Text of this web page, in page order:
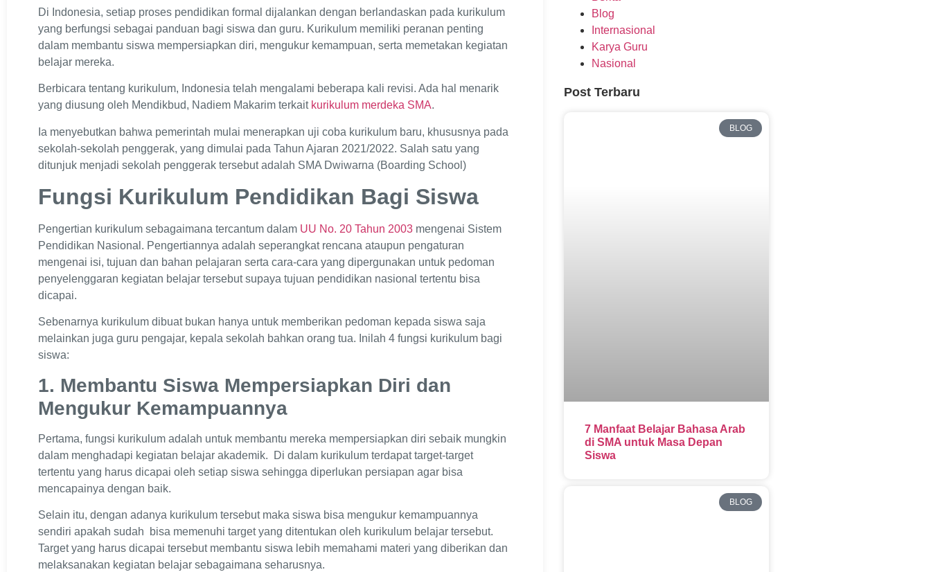
Di Indonesia, setiap proses pendidikan formal dijalankan dengan berlandaskan pada kurikulum
yang berfungsi sebagai panduan bagi siswa dan guru. Kurikulum memiliki peranan penting
dalam membantu siswa mempersiapkan diri, mengukur kemampuan, serta memetakan kegiatan
belajar mereka.
Berbicara tentang kurikulum, Indonesia telah mengalami beberapa kali revisi. Ada hal menarik
yang diusung oleh Mendikbud, Nadiem Makarim terkait kurikulum merdeka SMA.
Ia menyebutkan bahwa pemerintah mulai menerapkan uji coba kurikulum baru, khususnya pada
sekolah-sekolah penggerak, yang dimulai pada Tahun Ajaran 2021/2022. Salah satu yang
ditunjuk menjadi sekolah penggerak tersebut adalah SMA Dwiwarna (Boarding School)
Fungsi Kurikulum Pendidikan Bagi Siswa
Pengertian kurikulum sebagaimana tercantum dalam UU No. 20 Tahun 2003 mengenai Sistem
Pendidikan Nasional. Pengertiannya adalah seperangkat rencana ataupun pengaturan
mengenai isi, tujuan dan bahan pelajaran serta cara-cara yang dipergunakan untuk pedoman
penyelenggaran kegiatan belajar tersebut supaya tujuan pendidikan nasional tertentu bisa
dicapai.
Sebenarnya kurikulum dibuat bukan hanya untuk memberikan pedoman kepada siswa saja
melainkan juga guru pengajar, kepala sekolah bahkan orang tua. Inilah 4 fungsi kurikulum bagi
siswa:
1. Membantu Siswa Mempersiapkan Diri dan
Mengukur Kemampuannya
Pertama, fungsi kurikulum adalah untuk membantu mereka mempersiapkan diri sebaik mungkin
dalam menghadapi kegiatan belajar akademik. Di dalam kurikulum terdapat target-target
tertentu yang harus dicapai oleh setiap siswa sehingga diperlukan persiapan agar bisa
mencapainya dengan baik.
Selain itu, dengan adanya kurikulum tersebut maka siswa bisa mengukur kemampuannya
sendiri apakah sudah bisa memenuhi target yang ditentukan oleh kurikulum belajar tersebut.
Target yang harus dicapai tersebut membantu siswa lebih memahami materi yang diberikan dan
melaksanakan kegiatan belajar sebagaimana seharusnya.
Blog
Internasional
Karya Guru
Nasional
Post Terbaru
BLOG
7 Manfaat Belajar Bahasa Arab
di SMA untuk Masa Depan
Siswa
BLOG